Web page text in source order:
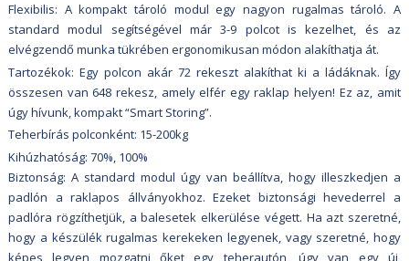
Flexibilis: A kompakt tároló modul egy nagyon rugalmas tároló. A
standard modul segítségével már 3-9 polcot is kezelhet, és az
elvégzendő munka tükrében ergonomikusan módon alakíthatja át.
Tartozékok: Egy polcon akár 72 rekeszt alakíthat ki a ládáknak. Így
összesen van 648 rekesz, amely elfér egy raklap helyen! Ez az, amit
úgy hívunk, kompakt “Smart Storing”.
Teherbírás polconként: 15-200kg
Kihúzhatóság: 70%, 100%
Biztonság: A standard modul úgy van beállítva, hogy illeszkedjen a
padlón a raklapos állványokhoz. Ezeket biztonsági hevederrel a
padlóra rögzíthetjük, a balesetek elkerülése végett. Ha azt szeretné,
hogy a készülék rugalmas kerekeken legyenek, vagy szeretné, hogy
képes legyen mozgatni őket egy teherautón, úgy van egy új,